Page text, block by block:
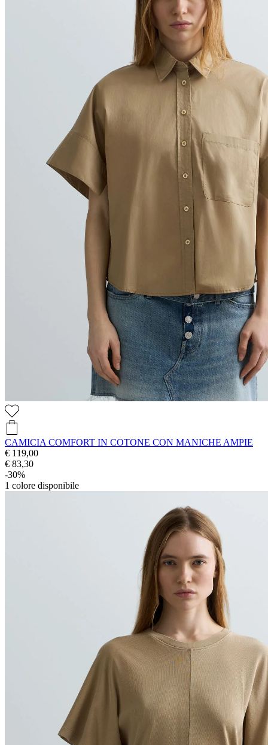
CAMICIA COMFORT IN COTONE CON MANICHE AMPIE
€ 119,00
€ 83,30
-30%
1 colore disponibile